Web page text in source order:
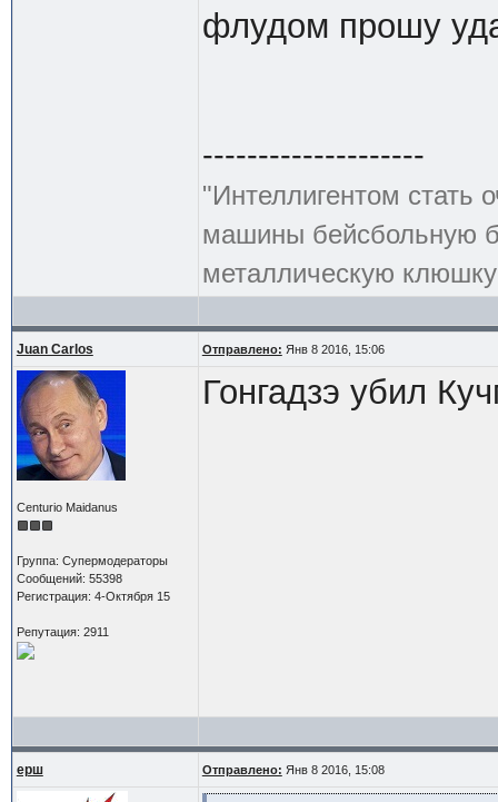
флудом прошу
--------------------
"Интеллигентом стать
машины бейсбольную
металлическую
Juan Carlos Отправлено: Янв 8 2016, 15:06
Centurio Maidanus
Группа: Супермодераторы
Сообщений: 55398
Регистрация: 4-Октября 15
Репутация: 2911
Гонгадзэ убил
ерш Отправлено: Янв 8 2016, 15:08